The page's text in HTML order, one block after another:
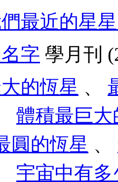
最近的星
字 學月刊
的恆星 、
體積最巨大
圓的恆星 、
宇宙中有多